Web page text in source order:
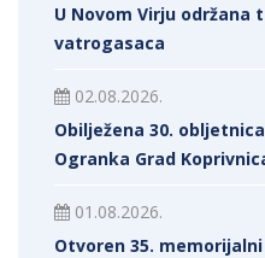
U Novom Virju održana
vatrogasaca
02.08.2026.
Obilježena 30.
Ogranka Grad
01.08.2026.
Otvoren 35.